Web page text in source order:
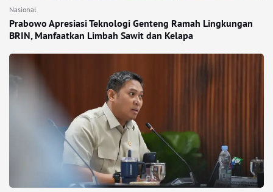
Nasional
Prabowo Apresiasi Teknologi Genteng Ramah Lingkungan
BRIN, Manfaatkan Limbah Sawit dan Kelapa